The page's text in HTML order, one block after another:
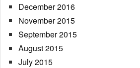
December 2016
November 2015
September 2015
August 2015
July 2015